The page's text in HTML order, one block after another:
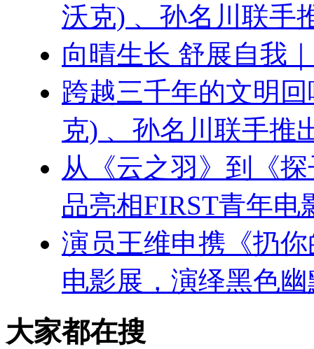
沃克) 、孙名川联手
向晴生长 舒展自我
跨越三千年的文明
克) 、孙名川联手推
从《云之羽》到《
品亮相FIRST青年电
演员王维申携《扔
电影展，演绎黑色
大家都在搜